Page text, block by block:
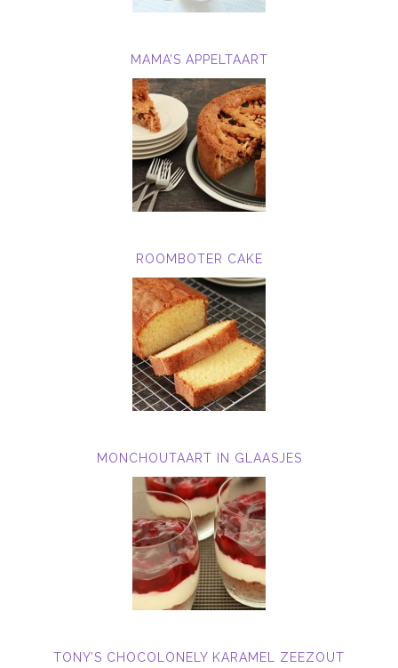
MAMA’S APPELTAART
ROOMBOTER CAKE
MONCHOUTAART IN GLAASJES
TONY’S CHOCOLONELY KARAMEL ZEEZOUT